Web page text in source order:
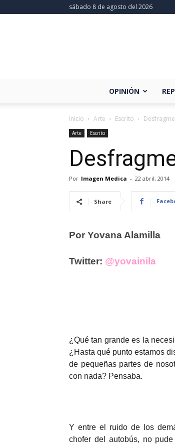
sábado 8 de agosto del 2026
OPINIÓN
Inicio Arte Escrito
Arte Escrito
Por Imagen Medica - 22 abril, 2014
Share
Por Yovana Alamilla
Twitter: @yovainila
¿Qué tan grande es la
¿Hasta qué punto estamos
de pequeñas partes de
con nada? Pensaba.
Y entre el ruido de los
chofer del autobús, no